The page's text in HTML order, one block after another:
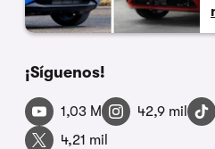
¡Síguenos!
1,03 M 42,9 mil
4,21 mil